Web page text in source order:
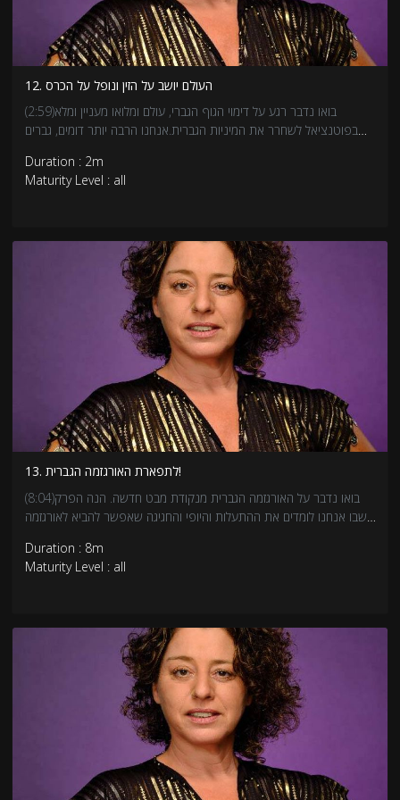
12. העולם יושב על הזין ונופל על הכרס
(2:59)בואו נדבר רגע על דימוי הגוף הגברי, עולם ומלואו מעניין ומלא
בפוטנציאל לשחרר את המיניות הגברית.אנחנו הרבה יותר דומים, גברים
Duration : 2m
Maturity Level : all
13. לתפארת האורגזמה הגברית!
(8:04)בואו נדבר על האורגזמה הגברית מנקודת מבט חדשה. הנה הפרק
שבו אנחנו לומדים את ההתעלות והיופי והחגיגה שאפשר להביא לאורגזמה
Duration : 8m
Maturity Level : all